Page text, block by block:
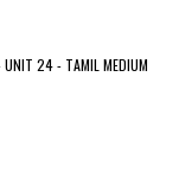
UNIT 24 - TAMIL MEDIUM